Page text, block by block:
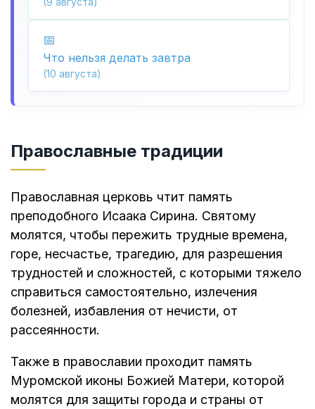
Что нельзя делать завтра
(10 августа)
Православные традиции
Православная церковь чтит память
преподобного Исаака Сирина. Святому
молятся, чтобы пережить трудные времена,
горе, несчастье, трагедию, для разрешения
трудностей и сложностей, с которыми тяжело
справиться самостоятельно, излечения
болезней, избавления от нечисти, от
рассеянности.
Также в православии проходит память
Муромской иконы Божией Матери, которой
молятся для защиты города и страны от